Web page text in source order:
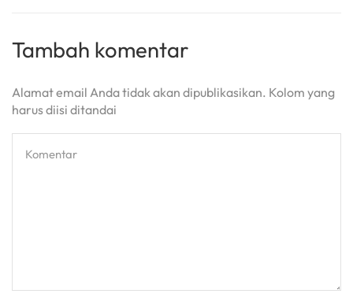
Tambah komentar
Alamat email Anda tidak akan dipublikasikan. Kolom yang
harus diisi ditandai